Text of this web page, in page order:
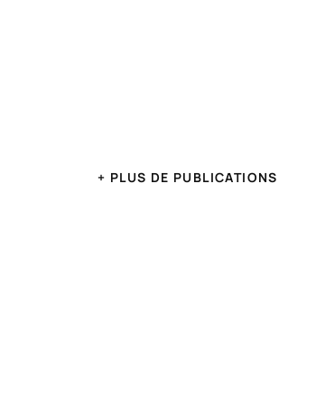
+ PLUS DE PUBLICATIONS